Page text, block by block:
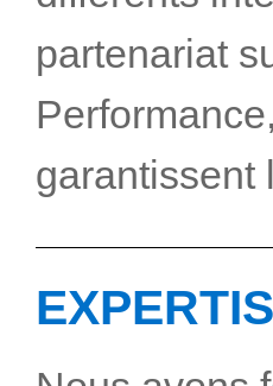
partenariat
garantissent